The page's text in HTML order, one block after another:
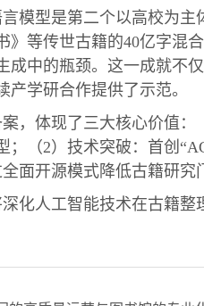
模型是第二个以高校为
》等传世古籍的40亿字混
成中的瓶颈。这一成就不
学研合作提供了示范。
，体现了三大核心价值
；（2）技术突破：首创
面开源模式降低古籍研究
化人工智能技术在古籍